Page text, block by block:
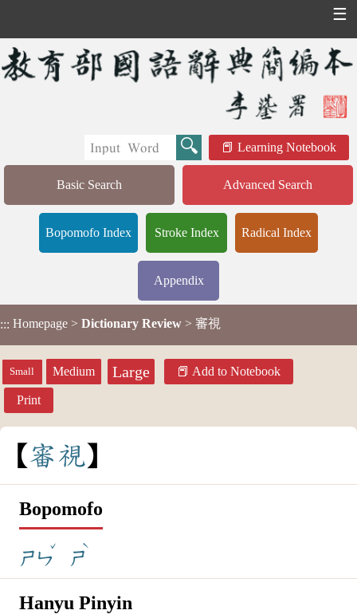
☰
Learning Notebook
Basic Search Advanced Search
Bopomofo Index Stroke Index Radical Index
Appendix
::: Homepage > Dictionary Review > 審視
Small Medium Large Add to Notebook
Print
審視
Bopomofo
ㄕㄣ
ˇ
ㄕ
ˋ
Hanyu Pinyin